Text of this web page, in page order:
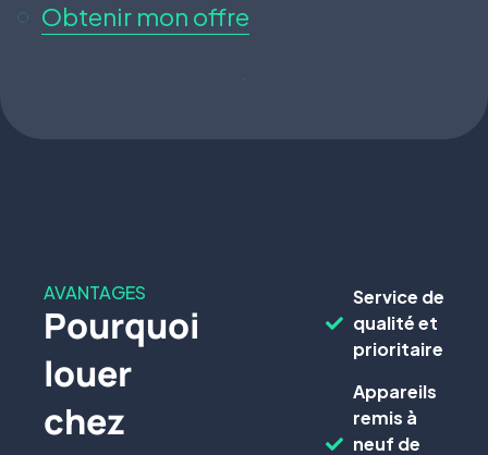
Obtenir mon offre
AVANTAGES
Pourquoi
louer
chez
Service de
qualité et
prioritaire
Appareils
remis à
neuf de